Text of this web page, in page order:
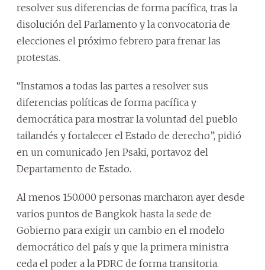
resolver sus diferencias de forma pacífica, tras la
disolución del Parlamento y la convocatoria de
elecciones el próximo febrero para frenar las
protestas.
“Instamos a todas las partes a resolver sus
diferencias políticas de forma pacífica y
democrática para mostrar la voluntad del pueblo
tailandés y fortalecer el Estado de derecho”, pidió
en un comunicado Jen Psaki, portavoz del
Departamento de Estado.
Al menos 150.000 personas marcharon ayer desde
varios puntos de Bangkok hasta la sede de
Gobierno para exigir un cambio en el modelo
democrático del país y que la primera ministra
ceda el poder a la PDRC de forma transitoria.